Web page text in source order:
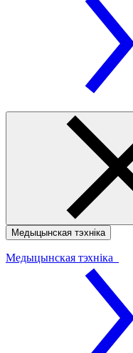
Медыцынская тэхніка
Медыцынская тэхніка